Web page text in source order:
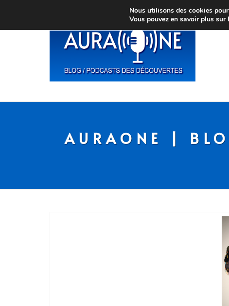
AURAONE |
Nous utilisons des cookies
Vous pouvez en savoir plus